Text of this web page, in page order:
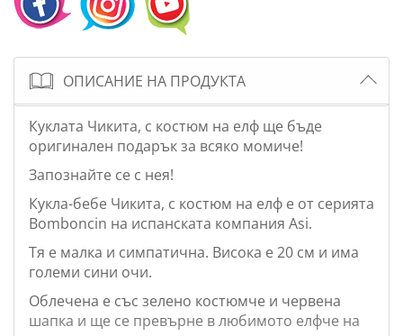
ОПИСАНИЕ НА ПРОДУКТА
Куклата Чикита, с костюм на елф ще бъде
оригинален подарък за всяко момиче!
Запознайте се с нея!
Кукла-бебе Чикита, с костюм на елф е от серията
Bomboncin на испанската компания Asi.
Тя е малка и симпатична. Висока е 20 см и има
големи сини очи.
Облечена е със зелено костюмче и червена
шапка и ще се превърне в любимото елфче на